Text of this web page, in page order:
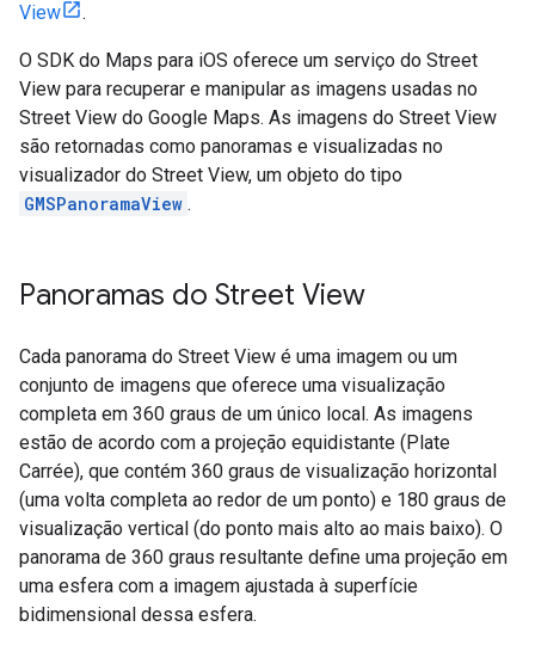
View
.
O SDK do Maps para iOS oferece um serviço do Street
View para recuperar e manipular as imagens usadas no
Street View do Google Maps. As imagens do Street View
são retornadas como panoramas e visualizadas no
visualizador do Street View, um objeto do tipo
GMSPanoramaView .
Panoramas do Street View
Cada panorama do Street View é uma imagem ou um
conjunto de imagens que oferece uma visualização
completa em 360 graus de um único local. As imagens
estão de acordo com a projeção equidistante (Plate
Carrée), que contém 360 graus de visualização horizontal
(uma volta completa ao redor de um ponto) e 180 graus de
visualização vertical (do ponto mais alto ao mais baixo). O
panorama de 360 graus resultante define uma projeção em
uma esfera com a imagem ajustada à superfície
bidimensional dessa esfera.